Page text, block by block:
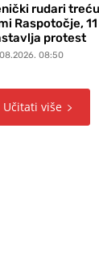
rudari
Raspotočje,
protest
08:50
Učitati više